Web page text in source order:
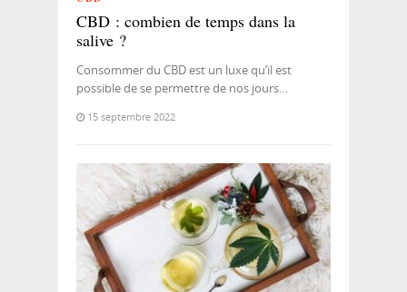
CBD : combien de temps dans la
salive ?
Consommer du CBD est un luxe qu’il est
possible de se permettre de nos jours…
15 septembre 2022